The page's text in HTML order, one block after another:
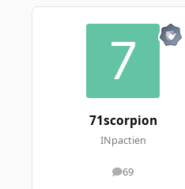
71scorpion
INpactien
69
messages